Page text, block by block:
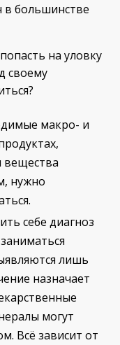
в большинстве
на уловку
своему
макро- и
вещества
нужно
себе диагноз
лишь
назначает
могут
Всё зависит от